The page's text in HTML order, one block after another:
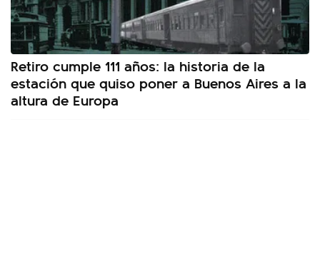
Retiro cumple 111 años: la historia de la
estación que quiso poner a Buenos Aires a la
altura de Europa